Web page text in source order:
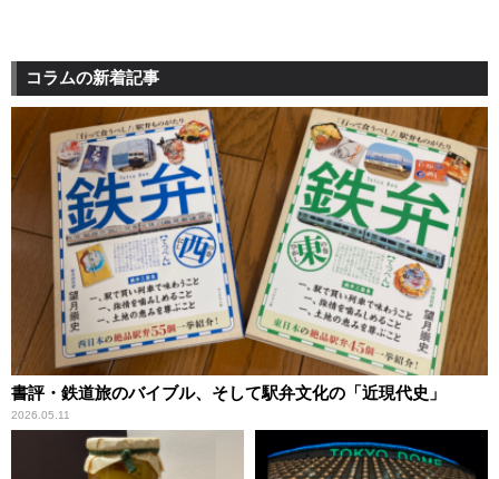
コラムの新着記事
書評・鉄道旅のバイブル、そして駅弁文化の「近現代史」
2026.05.11